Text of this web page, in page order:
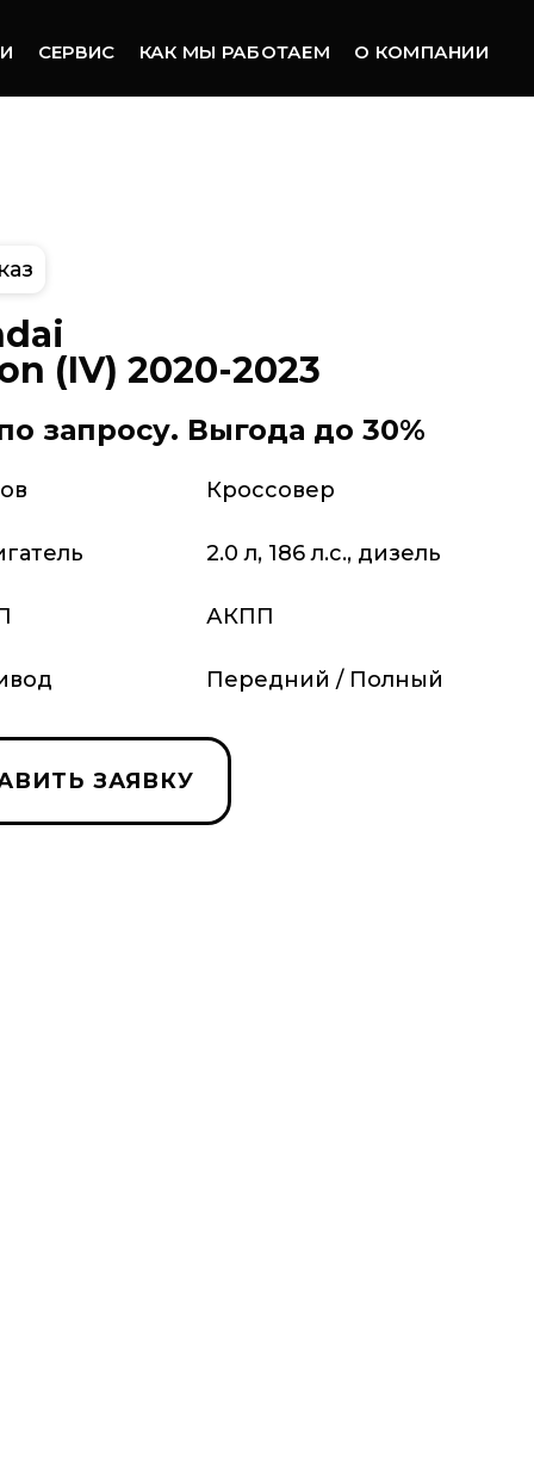
СЕРВИС КАК МЫ РАБОТАЕМ О КОМПАНИИ
(IV) 2020-2023
запросу. Выгода до 30%
Кроссовер
2.0 л, 186 л.с., дизель
АКПП
Передний / Полный
ЗАЯВКУ